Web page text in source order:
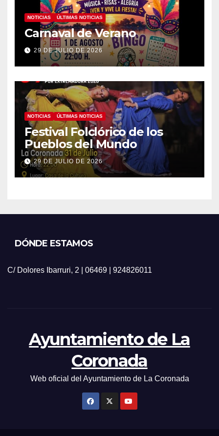
NOTICIAS ÚLTIMAS NOTICIAS
Carnaval de Verano
29 DE JULIO DE 2026
NOTICIAS ÚLTIMAS NOTICIAS
Festival Folclórico de los
Pueblos del Mundo
29 DE JULIO DE 2026
DÓNDE ESTAMOS
C/ Dolores Ibarruri, 2 | 06469 | 924826011
Ayuntamiento de La
Coronada
Web oficial del Ayuntamiento de La Coronada